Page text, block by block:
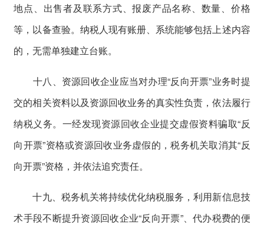
地点、出售者及联系方式、报废产品名称、数量、价格
等，以备查验。纳税人现有账册、系统能够包括上述内容
的，无需单独建立台账。
十八、资源回收企业应当对办理“反向开票”业务时提
交的相关资料以及资源回收业务的真实性负责，依法履行
纳税义务。一经发现资源回收企业提交虚假资料骗取“反
向开票”资格或资源回收业务虚假的，税务机关取消其“反
向开票”资格，并依法追究责任。
十九、税务机关将持续优化纳税服务，利用新信息技
术手段不断提升资源回收企业“反向开票”、代办税费的便